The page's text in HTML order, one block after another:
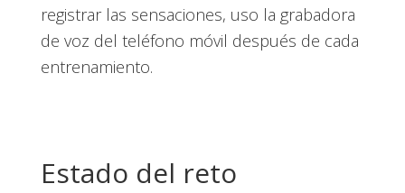
registrar las sensaciones, uso la grabadora
de voz del teléfono móvil después de cada
entrenamiento.
Estado del reto